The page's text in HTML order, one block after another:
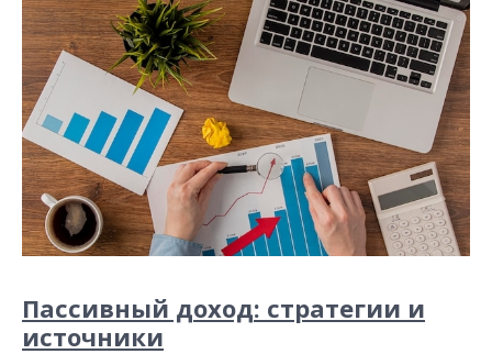
Пассивный доход: стратегии и
источники